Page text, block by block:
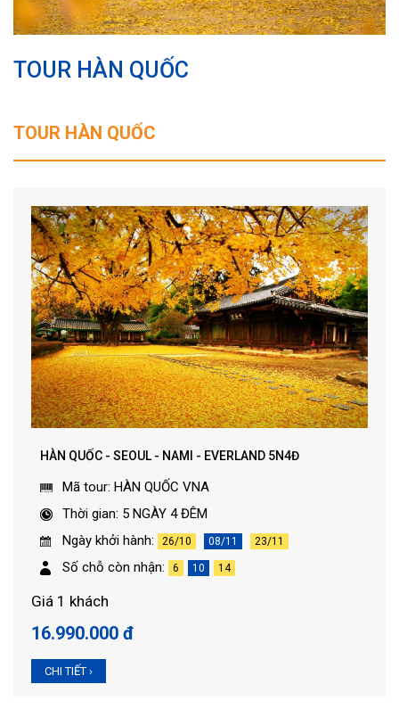
TOUR HÀN QUỐC
TOUR HÀN QUỐC
HÀN QUỐC - SEOUL - NAMI - EVERLAND 5N4Đ
Mã tour: HÀN QUỐC VNA
Thời gian: 5 NGÀY 4 ĐÊM
Ngày khởi hành:
26/10 08/11 23/11
Số chỗ còn nhận: 6 10 14
Giá 1 khách
16.990.000 đ
CHI TIẾT ›